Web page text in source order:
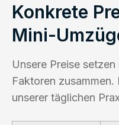
Konkrete
Mini-
Unsere Preise
Faktoren zusammen.
unserer täglichen